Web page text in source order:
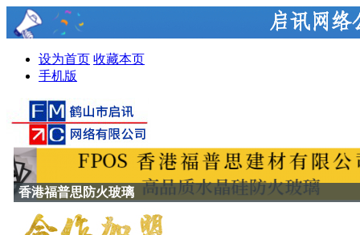
设为首页 收藏本页
手机版
香港福普思防火玻璃